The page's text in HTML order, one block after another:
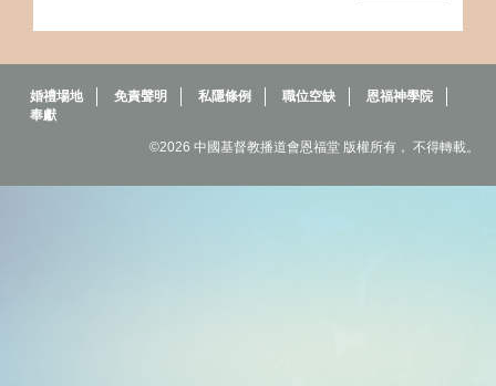
婚禮場地 免責聲明 私隱條例 職位空缺
恩福神學院
奉獻
©2026 中國基督教播道會恩福堂 版權所有， 不得轉載。